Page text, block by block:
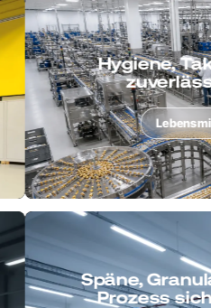
Hygiene, Takt
zuverlässig
Lebensmittel
Späne,
Prozess